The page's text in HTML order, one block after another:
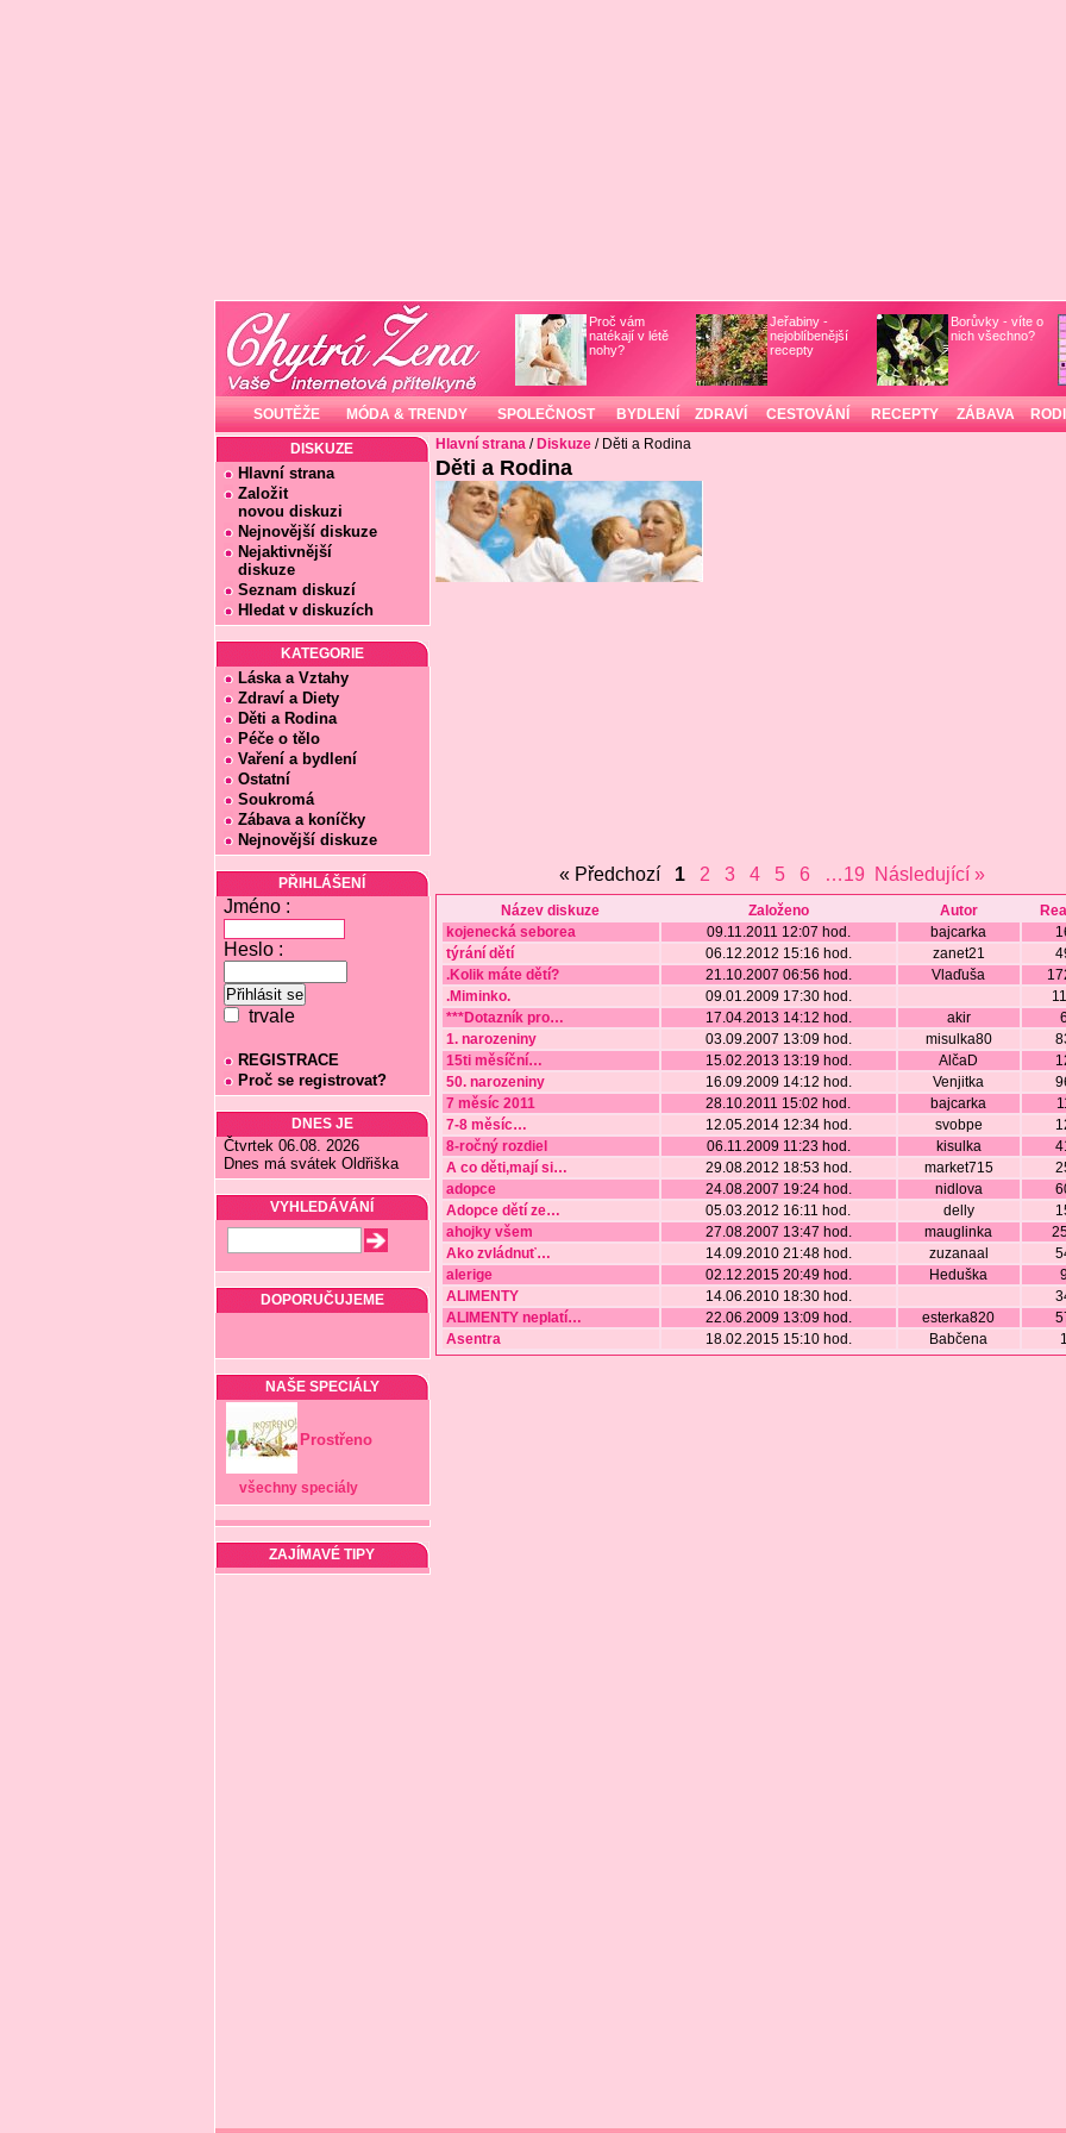
Proč vám
natékají v létě
nohy?
Jeřabiny -
nejoblíbenější
recepty
Borůvky - víte o
nich všechno?
SOUTĚŽE MÓDA & TRENDY SPOLEČNOST BYDLENÍ ZDRAVÍ CESTOVÁNÍ RECEPTY ZÁBAVA
DISKUZE
Hlavní strana
Založit
novou diskuzi
Nejnovější diskuze
Nejaktivnější
diskuze
Seznam diskuzí
Hledat v diskuzích
KATEGORIE
Láska a Vztahy
Zdraví a Diety
Děti a Rodina
Péče o tělo
Vaření a bydlení
Ostatní
Soukromá
Zábava a koníčky
Nejnovější diskuze
PŘIHLÁŠENÍ
Jméno :
Heslo :
trvale
REGISTRACE
Proč se registrovat?
DNES JE
Čtvrtek 06.08. 2026
Dnes má svátek Oldřiška
VYHLEDÁVÁNÍ
DOPORUČUJEME
NAŠE SPECIÁLY
Prostřeno
všechny speciály
ZAJÍMAVÉ TIPY
Hlavní strana/ Diskuze/ Děti a Rodina
Děti a Rodina
« Předchozí 1 2 3 4 5 6 …19 Následující »
Název diskuze Založeno Autor
kojenecká seborea
09.11.2011 12:07 hod. bajcarka
týrání dětí
06.12.2012 15:16 hod. zanet21
.Kolik máte dětí?
21.10.2007 06:56 hod. Vlaďuša
.Miminko.
09.01.2009 17:30 hod.
***Dotazník pro… 17.04.2013 14:12 hod. akir
6
1. narozeniny
03.09.2007 13:09 hod. misulka80
15ti měsíční… 15.02.2013 13:19 hod. AlčaD
50. narozeniny
16.09.2009 14:12 hod. Venjitka
7 měsíc 2011
28.10.2011 15:02 hod. bajcarka
7-8 měsíc… 12.05.2014 12:34 hod. svobpe
8-ročný rozdiel
06.11.2009 11:23 hod. kisulka
A co děti,mají si… 29.08.2012 18:53 hod. market715
adopce
24.08.2007 19:24 hod. nidlova
Adopce dětí ze… 05.03.2012 16:11 hod. delly
ahojky všem
27.08.2007 13:47 hod. mauglinka
Ako zvládnuť… 14.09.2010 21:48 hod. zuzanaal
alerige
02.12.2015 20:49 hod. Heduška
ALIMENTY
14.06.2010 18:30 hod.
ALIMENTY neplatí… 22.06.2009 13:09 hod. esterka820
Asentra
18.02.2015 15:10 hod. Babčena 1